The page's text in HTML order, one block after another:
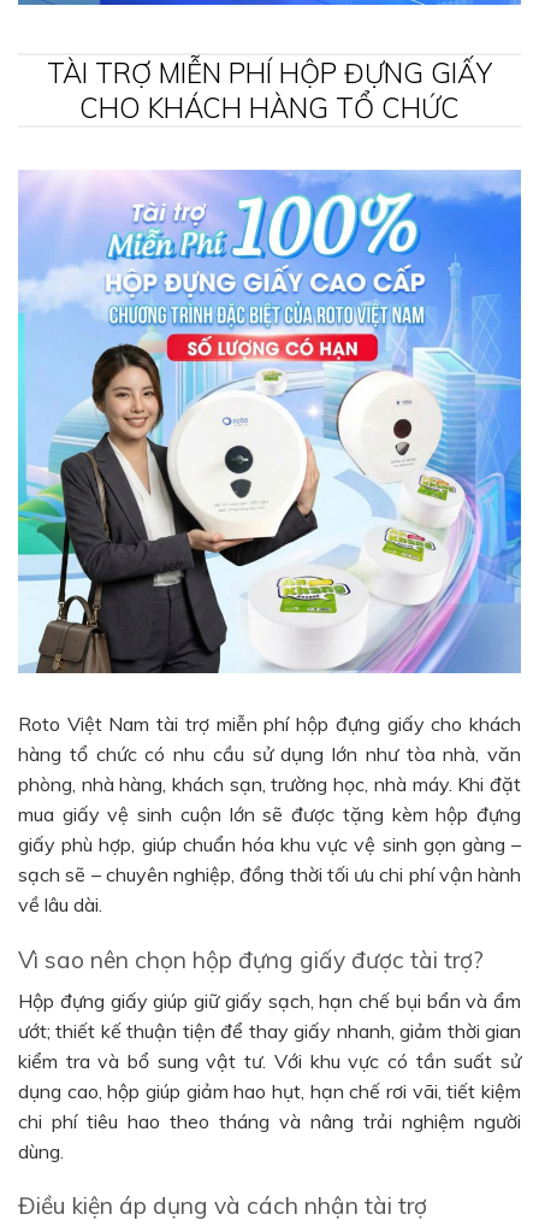
TÀI TRỢ MIỄN PHÍ HỘP ĐỰNG GIẤY
CHO KHÁCH HÀNG TỔ CHỨC
Roto Việt Nam tài trợ miễn phí hộp đựng giấy cho khách
hàng tổ chức có nhu cầu sử dụng lớn như tòa nhà, văn
phòng, nhà hàng, khách sạn, trường học, nhà máy. Khi đặt
mua giấy vệ sinh cuộn lớn sẽ được tặng kèm hộp đựng
giấy phù hợp, giúp chuẩn hóa khu vực vệ sinh gọn gàng –
sạch sẽ – chuyên nghiệp, đồng thời tối ưu chi phí vận hành
về lâu dài.
Vì sao nên chọn hộp đựng giấy được tài trợ?
Hộp đựng giấy giúp giữ giấy sạch, hạn chế bụi bẩn và ẩm
ướt; thiết kế thuận tiện để thay giấy nhanh, giảm thời gian
kiểm tra và bổ sung vật tư. Với khu vực có tần suất sử
dụng cao, hộp giúp giảm hao hụt, hạn chế rơi vãi, tiết kiệm
chi phí tiêu hao theo tháng và nâng trải nghiệm người
dùng.
Điều kiện áp dụng và cách nhận tài trợ